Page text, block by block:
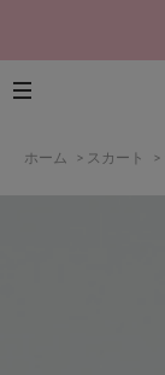
ホーム > スカート >